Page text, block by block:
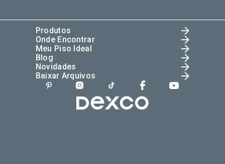
Produtos
Onde Encontrar
Meu Piso Ideal
Blog
Novidades
Baixar Arquivos